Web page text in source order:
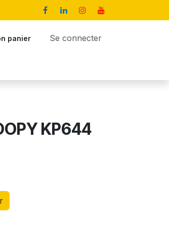
panier Se connecter
KP644